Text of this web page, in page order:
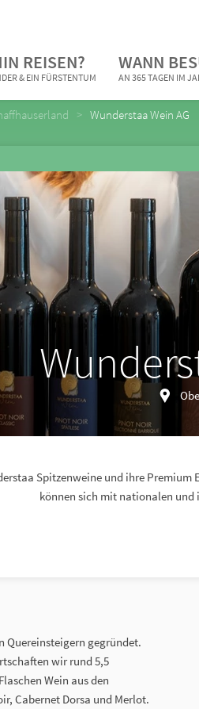
REISEN?
& EIN FÜRSTENTUM
WANN
AN 365 TAGEN IM
Wunderstaa Wein AG
Spitzenweine und ihre
können sich mit nationalen und
Quereinsteigern gegründet.
wir rund 5,5
Wein aus den
Cabernet Dorsa und Merlot.